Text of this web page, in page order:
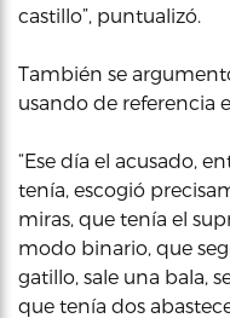
castillo”, puntualizó.
También se
usando de referencia
“Ese día el acusado,
tenía, escogió
miras, que tenía el
modo binario, que
gatillo, sale una bala,
que tenía dos